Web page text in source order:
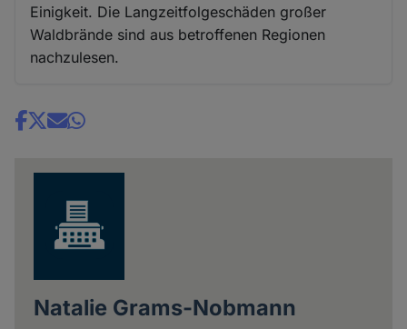
Einigkeit. Die Langzeitfolgeschäden großer
Waldbrände sind aus betroffenen Regionen
nachzulesen.
Share
Natalie Grams-Nobmann